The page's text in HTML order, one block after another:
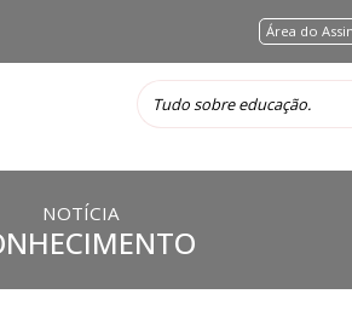
Área do
NOTÍCIA